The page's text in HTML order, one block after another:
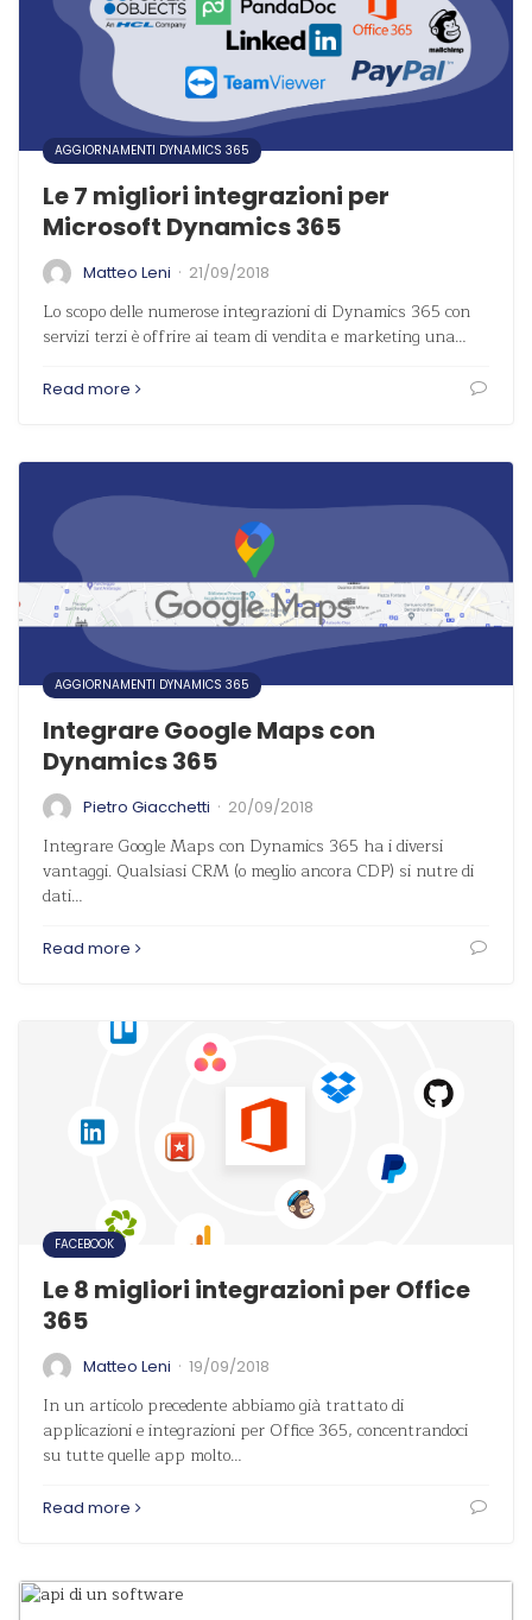
AGGIORNAMENTI DYNAMICS 365
Le 7 migliori integrazioni per
Microsoft Dynamics 365
Matteo Leni · 21/09/2018
Lo scopo delle numerose integrazioni di Dynamics 365 con
servizi terzi è offrire ai team di vendita e marketing una…
Read more
AGGIORNAMENTI DYNAMICS 365
Integrare Google Maps con
Dynamics 365
Pietro Giacchetti · 20/09/2018
Integrare Google Maps con Dynamics 365 ha i diversi
vantaggi. Qualsiasi CRM (o meglio ancora CDP) si nutre di
dati…
Read more
FACEBOOK
Le 8 migliori integrazioni per Office
365
Matteo Leni · 19/09/2018
In un articolo precedente abbiamo già trattato di
applicazioni e integrazioni per Office 365, concentrandoci
su tutte quelle app molto…
Read more